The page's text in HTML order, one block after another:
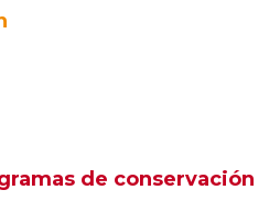
de conservación